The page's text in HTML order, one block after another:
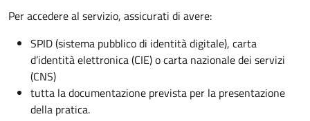
Per accedere al servizio, assicurati di avere:
SPID (sistema pubblico di identità digitale), carta
d’identità elettronica (CIE) o carta nazionale dei servizi
(CNS)
tutta la documentazione prevista per la presentazione
della pratica.